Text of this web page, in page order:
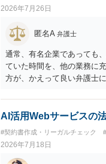
2026年7月26日
匿名A 弁護士
通常、有名企業であっても
ていた時間を、他の業務に
方が、かえって良い弁護士
AI活用Webサービスの
#契約書作成・リーガルチェック
2026年7月18日